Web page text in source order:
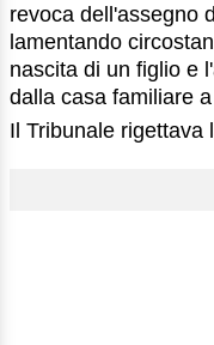
revoca dell'assegno
lamentando
nascita di un figlio e
dalla casa familiare
Il Tribunale rigettava